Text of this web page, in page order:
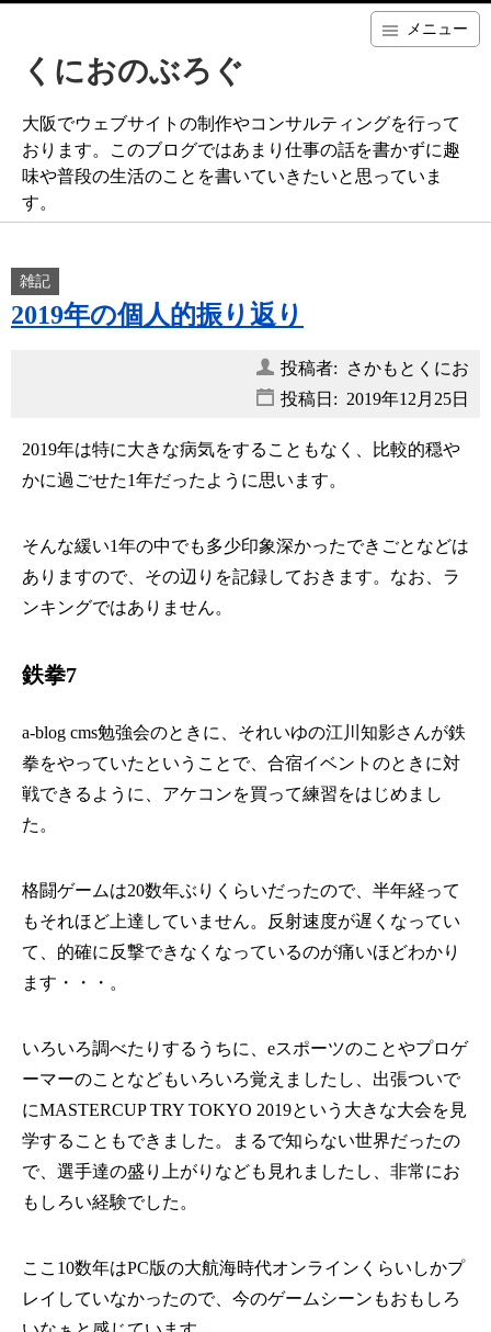
メニュー
くにおのぶろぐ
大阪でウェブサイトの制作やコンサルティングを行って
おります。このブログではあまり仕事の話を書かずに趣
味や普段の生活のことを書いていきたいと思っていま
す。
雑記
2019年の個人的振り返り
投稿者: さかもとくにお
投稿日: 2019年12月25日
2019年は特に大きな病気をすることもなく、比較的穏や
かに過ごせた1年だったように思います。
そんな緩い1年の中でも多少印象深かったできごとなどは
ありますので、その辺りを記録しておきます。なお、ラ
ンキングではありません。
鉄拳7
a-blog cms勉強会のときに、それいゆの江川知影さんが鉄
拳をやっていたということで、合宿イベントのときに対
戦できるように、アケコンを買って練習をはじめまし
た。
格闘ゲームは20数年ぶりくらいだったので、半年経って
もそれほど上達していません。反射速度が遅くなってい
て、的確に反撃できなくなっているのが痛いほどわかり
ます・・・。
いろいろ調べたりするうちに、eスポーツのことやプロゲ
ーマーのことなどもいろいろ覚えましたし、出張ついで
にMASTERCUP TRY TOKYO 2019という大きな大会を見
学することもできました。まるで知らない世界だったの
で、選手達の盛り上がりなども見れましたし、非常にお
もしろい経験でした。
ここ10数年はPC版の大航海時代オンラインくらいしかプ
レイしていなかったので、今のゲームシーンもおもしろ